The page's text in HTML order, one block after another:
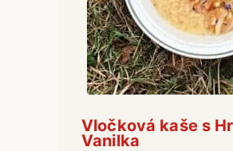
Vločková kaše s
Vanilka